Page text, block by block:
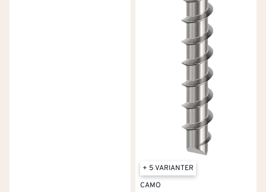
+ 5 VARIANTER
CAMO